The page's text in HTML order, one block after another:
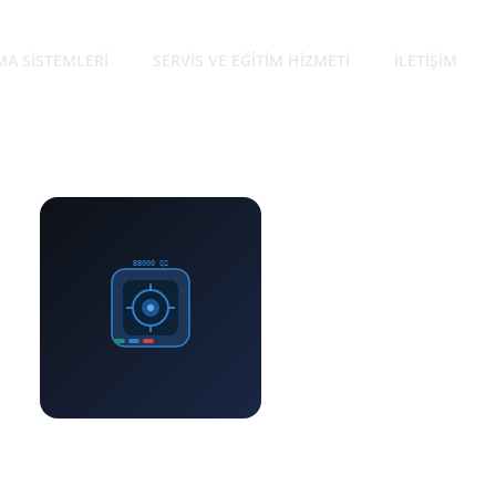
SISTEMLERI SERVIS VE EĞITIM HIZMETI İLETIŞIM
B8000 Q2